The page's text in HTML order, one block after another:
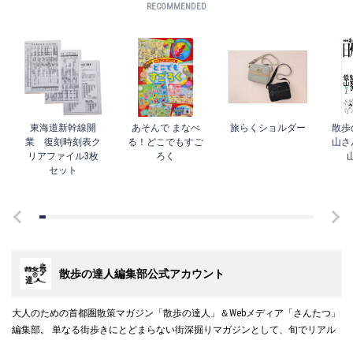
RECOMMENDED
東海道新幹線開
業 復刻時刻表ク
リアファイル3枚
セット
あそんで まなべ
る！どこでもすご
ろく
旅らくショルダー
散歩
山さ
散歩の達人編集部公式アカウント
大人のための首都圏散策マガジン「散歩の達人」＆Webメディア「さんたつ」
編集部。 単なる街歩きにとどまらない街深掘りマガジンとして、旬でリアル